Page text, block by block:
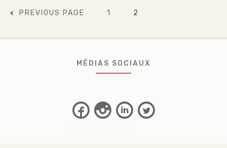
Pagination
PREVIOUS PAGE PAGE
1 PAGE
2
MÉDIAS SOCIAUX